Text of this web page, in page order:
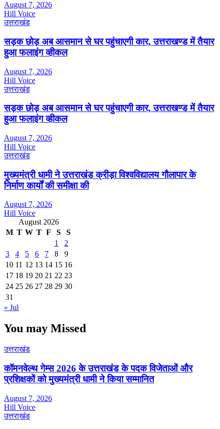
August 7, 2026
Hill Voice
उत्तराखंड
सड़क छोड़ अब आसमान से घर पहुंचाएगी कार, उत्तराखण्ड में तैयार
हुआ फलाइंग व्हीकल
August 7, 2026
Hill Voice
उत्तराखंड
सड़क छोड़ अब आसमान से घर पहुंचाएगी कार, उत्तराखण्ड में तैयार
हुआ फलाइंग व्हीकल
August 7, 2026
Hill Voice
उत्तराखंड
मुख्यमंत्री धामी ने उत्तराखंड क्रीड़ा विश्वविद्यालय गौलापार के
निर्माण कार्यों की समीक्षा की
August 7, 2026
Hill Voice
August 2026
M T W T F S
S
1
2
3
4 5 6 7 8
9
10 11 12 13 14 15 16
17 18 19 20 21 22 23
24 25 26 27 28 29 30
31
« Jul
You may Missed
उत्तराखंड
कॉमनवेल्थ गेम्स 2026 के उत्तराखंड के पदक विजेताओं और
प्रशिक्षकों को मुख्यमंत्री धामी ने किया सम्मानित
August 7, 2026
Hill Voice
उत्तराखंड